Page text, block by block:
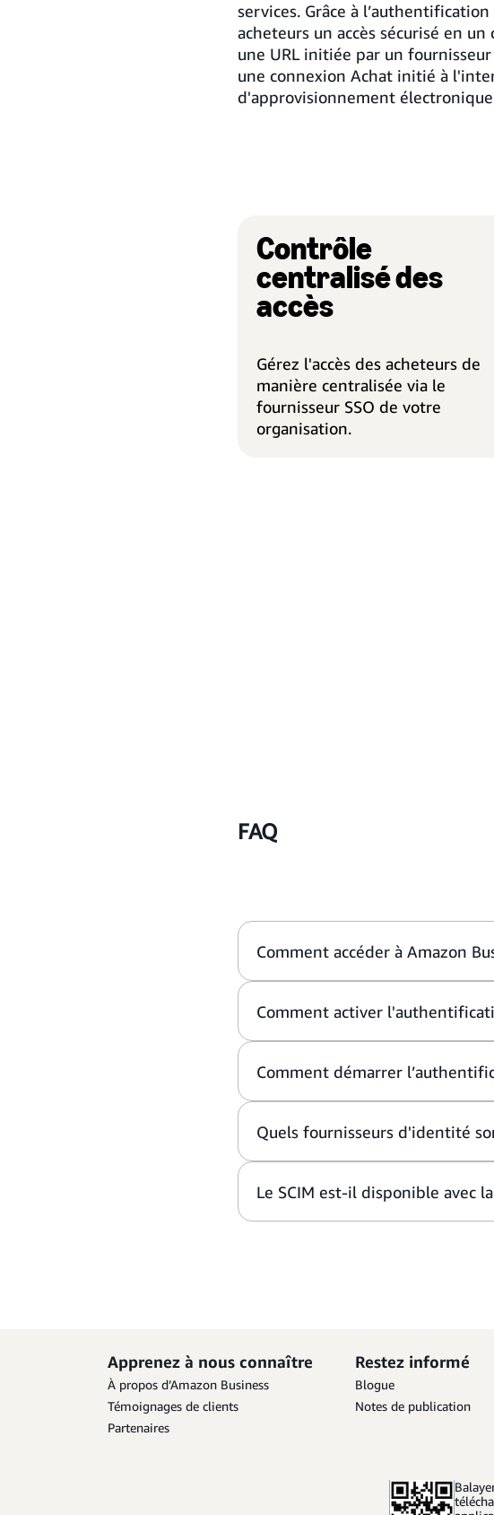
services. Grâce à
acheteurs un accès sécurisé en un
une URL initiée par un
une connexion Achat initié à
d'approvisionnement
Contrôle
centralisé des
accès
Gérez l'accès des acheteurs de
manière centralisée via le
fournisseur SSO de votre
organisation.
FAQ
Comment accéder à Amazon
Comment activer
Comment démarrer
Quels fournisseurs d'identité
Le SCIM est-il disponible avec
Apprenez à nous connaître
À propos d’Amazon Business
Témoignages de clients
Partenaires
Restez informé
Blogue
Notes de publication